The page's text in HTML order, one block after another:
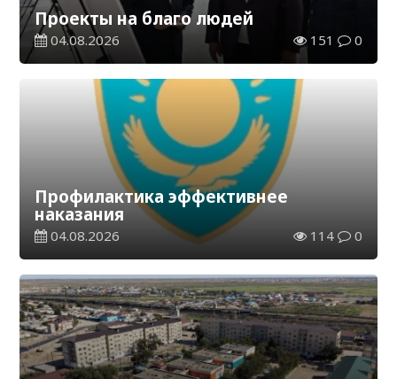
Проекты на благо людей
04.08.2026 151 0
Профилактика эффективнее
наказания
04.08.2026 114 0